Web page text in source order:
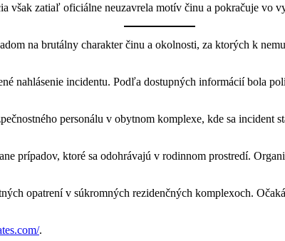
však zatiaľ oficiálne neuzavrela motív činu a pokračuje vo
na brutálny charakter činu a okolnosti, za ktorých k
nahlásenie incidentu. Podľa dostupných informácií bola
personálu v obytnom komplexe, kde sa
prípadov, ktoré sa odohrávajú v rodinnom prostredí.
opatrení v súkromných rezidenčných komplexoch.
.